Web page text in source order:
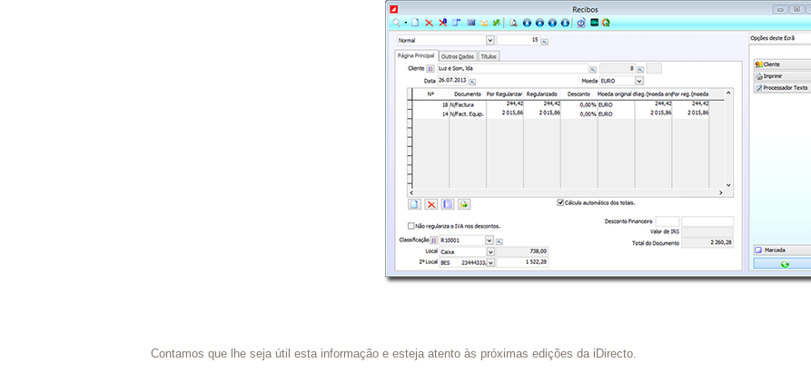
Contamos que lhe seja útil esta informação e esteja atento às próximas edições da iDirecto.